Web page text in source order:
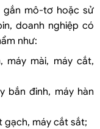
mô-tơ hoặc sử
doanh nghiệp có
như:
máy mài, máy cắt,
bắn đinh, máy hàn
gạch, máy cắt sắt;